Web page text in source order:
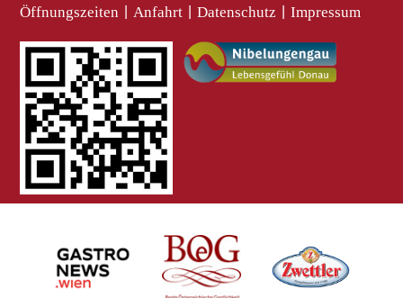
Öffnungszeiten Anfahrt Datenschutz Impressum